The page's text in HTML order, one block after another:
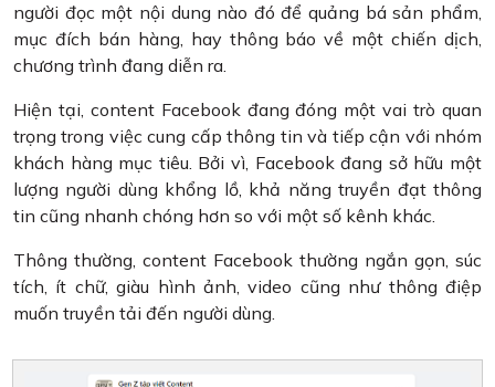
người đọc một nội dung nào đó để quảng bá sản phẩm,
mục đích bán hàng, hay thông báo về một chiến dịch,
chương trình đang diễn ra.
Hiện tại, content Facebook đang đóng một vai trò quan
trọng trong việc cung cấp thông tin và tiếp cận với nhóm
khách hàng mục tiêu. Bởi vì, Facebook đang sở hữu một
lượng người dùng khổng lồ, khả năng truyền đạt thông
tin cũng nhanh chóng hơn so với một số kênh khác.
Thông thường, content Facebook thường ngắn gọn, súc
tích, ít chữ, giàu hình ảnh, video cũng như thông điệp
muốn truyền tải đến người dùng.